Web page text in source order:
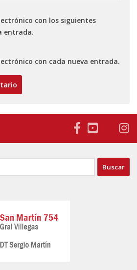
con los siguientes
entrada.
con cada nueva entrada.